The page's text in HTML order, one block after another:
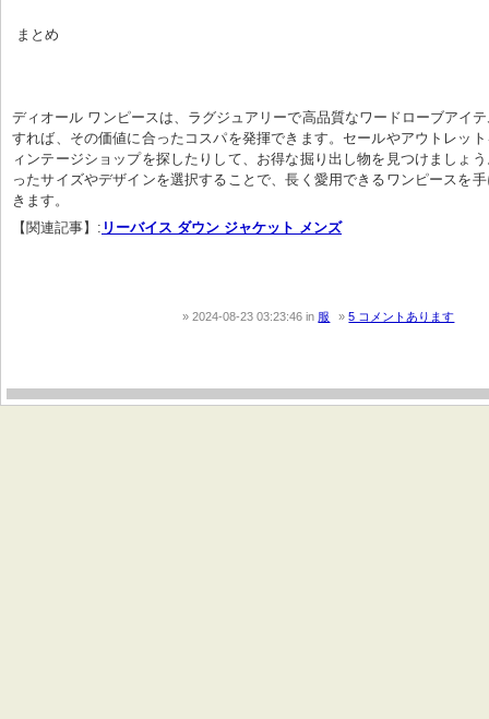
まとめ
ディオール ワンピースは、ラグジュアリーで高品質なワードローブアイ
すれば、その価値に合ったコスパを発揮できます。セールやアウトレッ
ィンテージショップを探したりして、お得な掘り出し物を見つけましょ
ったサイズやデザインを選択することで、長く愛用できるワンピースを
きます。
【関連記事】: リーバイス ダウン ジャケット メンズ
2024-08-23 03:23:46in 服 5 コメントあります